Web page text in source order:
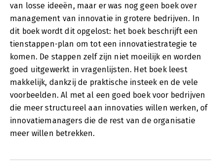
van losse ideeën, maar er was nog geen boek over
management van innovatie in grotere bedrijven. In
dit boek wordt dit opgelost: het boek beschrijft een
tienstappen-plan om tot een innovatiestrategie te
komen. De stappen zelf zijn niet moeilijk en worden
goed uitgewerkt in vragenlijsten. Het boek leest
makkelijk, dankzij de praktische insteek en de vele
voorbeelden. Al met al een goed boek voor bedrijven
die meer structureel aan innovaties willen werken, of
innovatiemanagers die de rest van de organisatie
meer willen betrekken.